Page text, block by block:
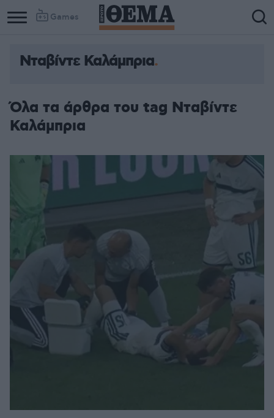
Games
Νταβίντε Καλάμπρια
Όλα τα άρθρα του tag Νταβίντε
Καλάμπρια